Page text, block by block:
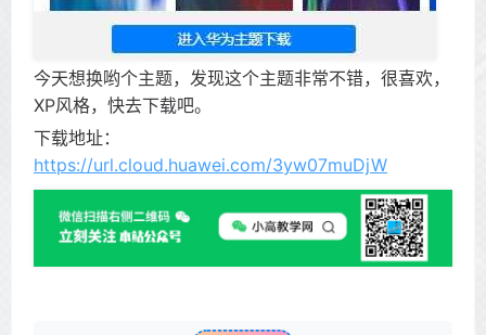
今天想换哟个主题，发现这个主题非常不错，很喜欢，
XP风格，快去下载吧。
下载地址：
https://url.cloud.huawei.com/3yw07muDjW